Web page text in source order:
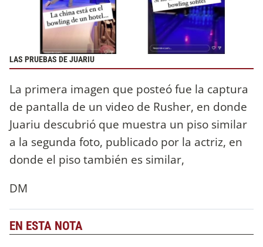
LAS PRUEBAS DE JUARIU
La primera imagen que posteó fue la captura
de pantalla de un video de Rusher, en donde
Juariu descubrió que muestra un piso similar
a la segunda foto, publicado por la actriz, en
donde el piso también es similar,
DM
EN ESTA NOTA